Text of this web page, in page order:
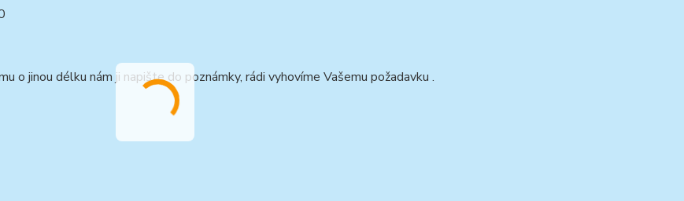
o jinou délku nám ji napište do poznámky, rádi vyhovíme Vašemu požadavku .